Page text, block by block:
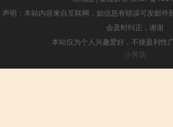
声明：本站内容来自互联网，如信息有错误可发邮
会及时纠正，谢谢
本站仅为个人兴趣爱好，不接盈利性
小男孩